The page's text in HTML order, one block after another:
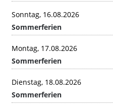
Sonntag, 16.08.2026
Sommerferien
Montag, 17.08.2026
Sommerferien
Dienstag, 18.08.2026
Sommerferien